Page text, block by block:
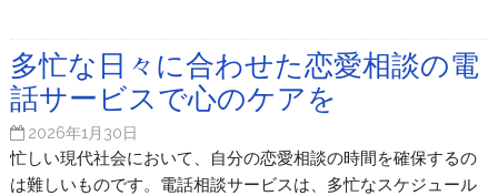
多忙な日々に合わせた恋愛相談の電
話サービスで心のケアを
2026年1月30日
忙しい現代社会において、自分の恋愛相談の時間を確保するの
は難しいものです。電話相談サービスは、多忙なスケジュール